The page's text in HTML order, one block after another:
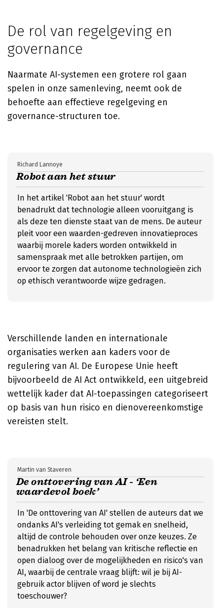
De rol van regelgeving en
governance
Naarmate AI-systemen een grotere rol gaan
spelen in onze samenleving, neemt ook de
behoefte aan effectieve regelgeving en
governance-structuren toe.
Robot aan het stuur
Richard Lannoye
In het artikel 'Robot aan het stuur' wordt
benadrukt dat technologie alleen vooruitgang is
als deze ten dienste staat van de mens. De auteur
pleit voor een waarden-gedreven innovatieproces
waarbij morele kaders worden ontwikkeld in
samenspraak met alle betrokken partijen, om
ervoor te zorgen dat autonome technologieën zich
op ethisch verantwoorde wijze gedragen.
Verschillende landen en internationale
organisaties werken aan kaders voor de
regulering van AI. De Europese Unie heeft
bijvoorbeeld de AI Act ontwikkeld, een uitgebreid
wettelijk kader dat AI-toepassingen categoriseert
op basis van hun risico en dienovereenkomstige
vereisten stelt.
De onttovering van AI - ‘Een
waardevol boek’
Martin van Staveren
In 'De onttovering van AI' stellen de auteurs dat we
ondanks AI's verleiding tot gemak en snelheid,
altijd de controle behouden over onze keuzes. Ze
benadrukken het belang van kritische reflectie en
open dialoog over de mogelijkheden en risico's van
AI, waarbij de centrale vraag blijft: wil je bij AI-
gebruik actor blijven of word je slechts
toeschouwer?